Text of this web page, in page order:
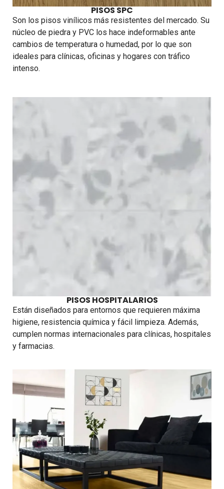
PISOS SPC
Son los pisos vinílicos más resistentes del mercado. Su
núcleo de piedra y PVC los hace indeformables ante
cambios de temperatura o humedad, por lo que son
ideales para clínicas, oficinas y hogares con tráfico
intenso.
PISOS HOSPITALARIOS
Están diseñados para entornos que requieren máxima
higiene, resistencia química y fácil limpieza. Además,
cumplen normas internacionales para clínicas, hospitales
y farmacias.